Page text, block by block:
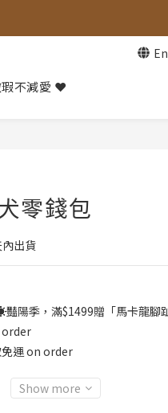
不減愛 ❤️
零錢包
出貨
陽季，滿$1499贈「馬卡龍腳
order
運 on order
Show more